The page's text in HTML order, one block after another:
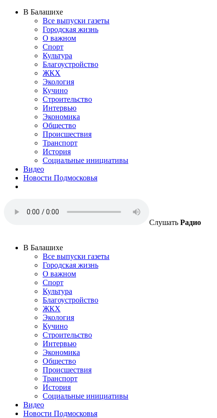
В Балашихе
Все выпуски газеты
Городская жизнь
О важном
Спорт
Культура
Благоустройство
ЖКХ
Экология
Кучино
Строительство
Интервью
Экономика
Общество
Происшествия
Транспорт
История
Социальные инициативы
Видео
Новости Подмосковья
Слушать Радио
В Балашихе
Все выпуски газеты
Городская жизнь
О важном
Спорт
Культура
Благоустройство
ЖКХ
Экология
Кучино
Строительство
Интервью
Экономика
Общество
Происшествия
Транспорт
История
Социальные инициативы
Видео
Новости Подмосковья